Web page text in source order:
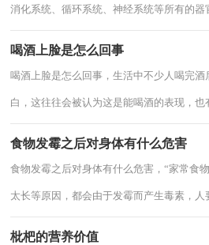
消化系统、循环系统、神经系统等所有的
喝酒上脸是怎么回事
喝酒上脸是怎么回事，生活中不少人喝完
白，这往往会被认为这是能喝酒的表现，
食物发霉之后对身体有什么危害
食物发霉之后对身体有什么危害，“家常食
太长等原因，都会由于发霉而产生毒素，
枇杷的营养价值